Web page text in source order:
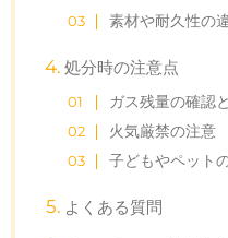
素材や耐久性の
処分時の注意点
ガス残量の確認
火気厳禁の注意
子どもやペット
よくある質問